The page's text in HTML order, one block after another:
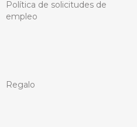
Política de solicitudes de
empleo
Regalo